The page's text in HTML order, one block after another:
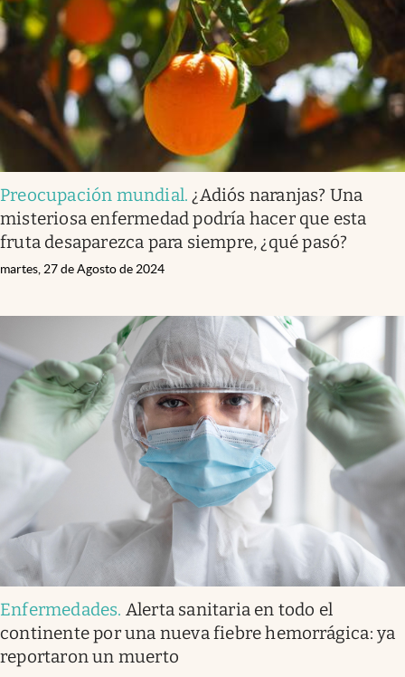
Preocupación mundial. ¿Adiós naranjas? Una
misteriosa enfermedad podría hacer que esta
fruta desaparezca para siempre, ¿qué pasó?
martes, 27 de Agosto de 2024
Enfermedades. Alerta sanitaria en todo el
continente por una nueva fiebre hemorrágica: ya
reportaron un muerto